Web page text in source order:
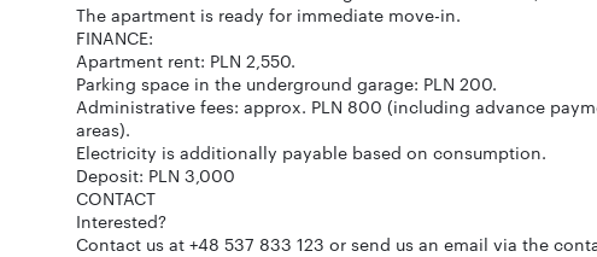
The apartment is ready for immediate move-in.
FINANCE:
Apartment rent: PLN 2,550.
Parking space in the underground garage: PLN 200.
Administrative fees: approx. PLN 800 (including advance
areas).
Electricity is additionally payable based on consumption.
Deposit: PLN 3,000
CONTACT
Interested?
Contact us at +48 537 833 123 or send us an email via the